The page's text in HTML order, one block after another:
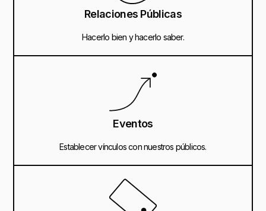
Relaciones Públicas
Hacerlo bien y hacerlo saber.
Eventos
Establecer vínculos con nuestros públicos.